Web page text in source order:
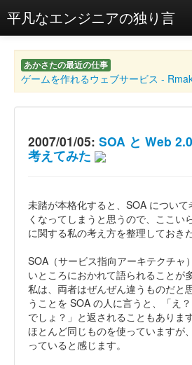
平凡なエンジニアの独り言
あかさたの最近の仕事
ゲームを作れるウェブサービス -
2007/01/05: SOA と Web
考えてみた
未踏が本格化すると、SOA につい
くなってしまうと思うので、ここい
に関する私の考え方を整理しておき
SOA（サービス指向アーキテクチャ
いところにおかれて語られることが
私は、両者はぜんぜん違うものだと
うことを SOA の人に言うと、「え
でしょ？」と返されることもありま
ほとんど同じものを使っていますが
っていると感じます。